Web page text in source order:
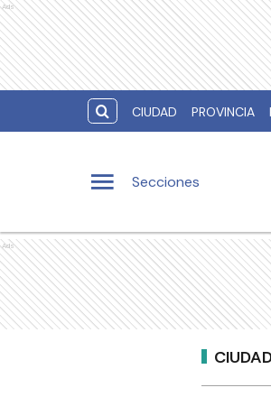
Ads
CIUDAD PROVINCIA
Secciones
Ads